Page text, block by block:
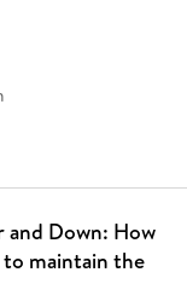
and Down: How
maintain the